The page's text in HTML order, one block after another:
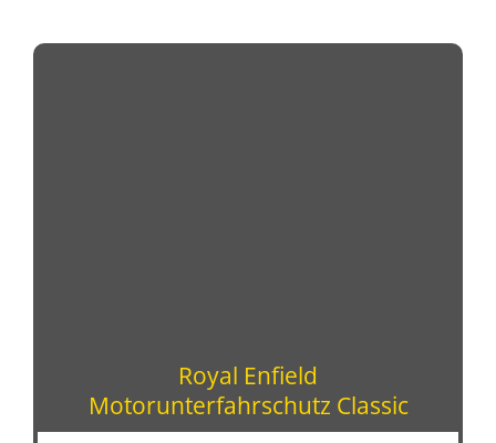
Royal Enfield
Motorunterfahrschutz Classic